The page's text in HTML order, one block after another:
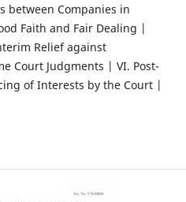
between Companies in
Faith and Fair Dealing |
Relief against
Court Judgments | VI. Post-
of Interests by the Court |